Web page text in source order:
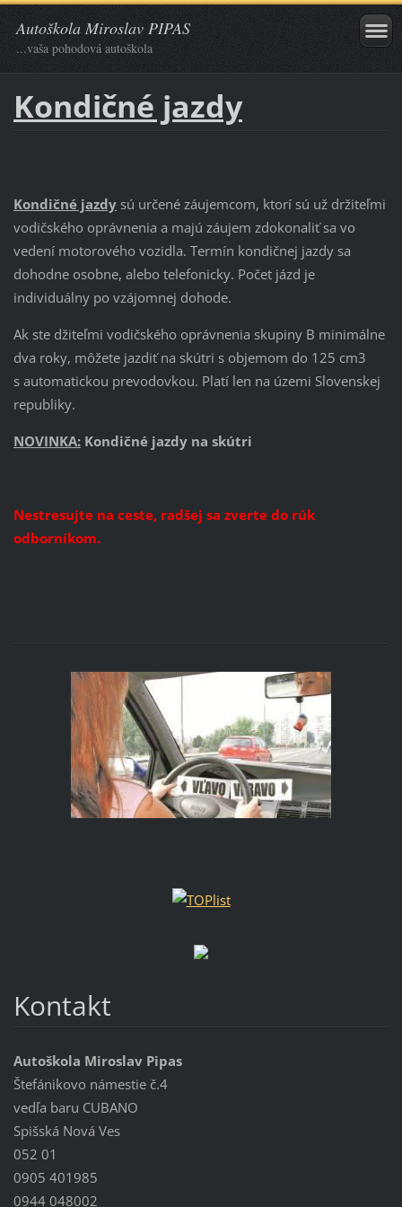
Autoškola Miroslav PIPAS
...vaša pohodová autoškola
Kondičné jazdy
Kondičné jazdysú určené záujemcom, ktorí sú už držiteľmi
vodičského oprávnenia a majú záujem zdokonaliť sa vo
vedení motorového vozidla. Termín kondičnej jazdy sa
dohodne osobne, alebo telefonicky. Počet jázd je
individuálny po vzájomnej dohode.
Ak ste džiteľmi vodičského oprávnenia skupiny B minimálne
dva roky, môžete jazdiť na skútri s objemom do 125 cm3
s automatickou prevodovkou. Platí len na územi Slovenskej
republiky.
NOVINKA:Kondičné jazdy na skútri
Nestresujte na ceste, radšej sa zverte do rúk
odborníkom.
Kontakt
Autoškola Miroslav Pipas
Štefánikovo námestie č.4
vedľa baru CUBANO
Spišská Nová Ves
052 01
0905 401985
0944 048002